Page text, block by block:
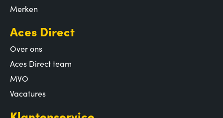
Merken
Aces Direct
Over ons
Aces Direct team
MVO
Vacatures